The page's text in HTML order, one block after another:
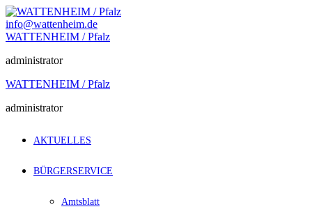
Zum
Inhalt
springen
info@wattenheim.de
WATTENHEIM / Pfalz
administrator
WATTENHEIM / Pfalz
administrator
AKTUELLES
BÜRGERSERVICE
Amtsblatt